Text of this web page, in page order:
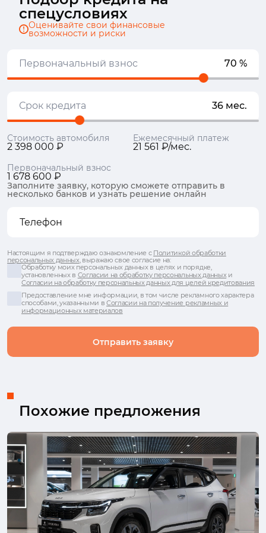
спецусловиях
Оценивайте свои финансовые
возможности и риски
Первоначальный взнос 70 %
Срок кредита 36 мес.
Стоимость автомобиля
2 398 000 ₽
Ежемесячный платеж
21 561 ₽/мес.
Первоначальный взнос
1 678 600 ₽
Заполните заявку, которую сможете отправить в
несколько банков и узнать решение онлайн
Отправить заявку
Настоящим я подтверждаю ознакомление с Политикой обработки
персональных данных, выражаю свое согласие на:
Обработку моих персональных данных в целях и порядке,
установленных в Согласии на обработку персональных данныхи
Согласии на обработку персональных данных для целей кредитования
Предоставление мне информации, в том числе рекламного характера
способами, указанными вСогласии на получение рекламных и
информационных материалов
Похожие предложения